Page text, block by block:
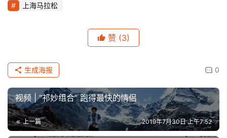
上海马拉松
赞 (3)
0
生成海报
视频 | “祁妙组合” 跑得最快的情侣
上一篇 2019年7月30日 上午7:52